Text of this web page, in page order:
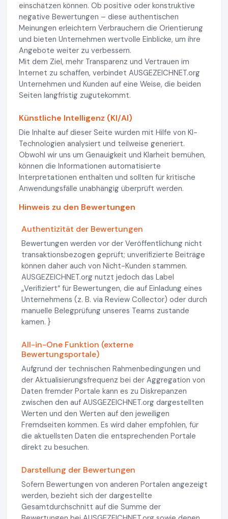
einschätzen können. Ob positive oder konstruktive
negative Bewertungen – diese authentischen
Meinungen erleichtern Verbrauchern die Orientierung
und bieten Unternehmen wertvolle Einblicke, um ihre
Angebote weiter zu verbessern.
Mit dem Ziel, mehr Transparenz und Vertrauen im
Internet zu schaffen, verbindet AUSGEZEICHNET.org
Unternehmen und Kunden auf eine Weise, die beiden
Seiten langfristig zugutekommt.
Künstliche Intelligenz (KI/AI)
Die Inhalte auf dieser Seite wurden mit Hilfe von KI-
Technologien analysiert und teilweise generiert.
Obwohl wir uns um Genauigkeit und Klarheit bemühen,
können die Informationen automatisierte
Interpretationen enthalten und sollten für kritische
Anwendungsfälle unabhängig überprüft werden.
Hinweis zu den Bewertungen
Authentizität der Bewertungen
Bewertungen werden vor der Veröffentlichung nicht
transaktionsbezogen geprüft; unverifizierte Beiträge
können daher auch von Nicht-Kunden stammen.
AUSGEZEICHNET.org nutzt jedoch das Label
„Verifiziert“ für Bewertungen, die auf Einladung eines
Unternehmens (z. B. via Review Collector) oder durch
manuelle Belegprüfung unseres Teams zustande
kamen. }
All-in-One Funktion (externe
Bewertungsportale)
Aufgrund der technischen Rahmenbedingungen und
der Aktualisierungsfrequenz bei der Aggregation von
Daten fremder Portale kann es zu Diskrepanzen
zwischen den auf AUSGEZEICHNET.org dargestellten
Werten und den Werten auf den jeweiligen
Fremdseiten kommen. Es wird daher empfohlen, für
die aktuellsten Daten die entsprechenden Portale
direkt zu besuchen.
Darstellung der Bewertungen
Sofern Bewertungen von anderen Portalen angezeigt
werden, bezieht sich der dargestellte
Gesamtdurchschnitt auf die Summe der